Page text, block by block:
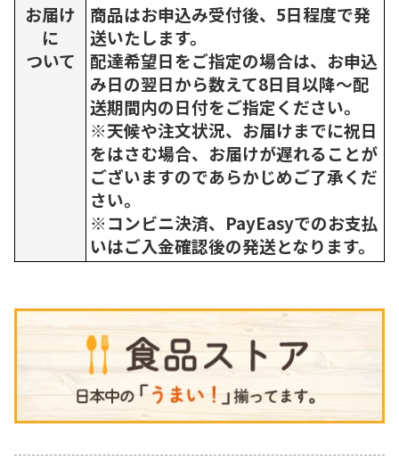
お届け
に
ついて
商品はお申込み受付後、5日程度で発
送いたします。
配達希望日をご指定の場合は、お申込
み日の翌日から数えて8日目以降～配
送期間内の日付をご指定ください。
※天候や注文状況、お届けまでに祝日
をはさむ場合、お届けが遅れることが
ございますのであらかじめご了承くだ
さい。
※コンビニ決済、PayEasyでのお支払
いはご入金確認後の発送となります。